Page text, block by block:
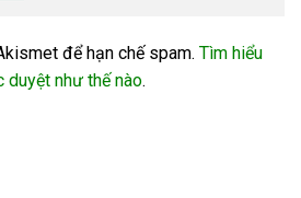
để hạn chế spam. Tìm hiểu
duyệt như thế nào.